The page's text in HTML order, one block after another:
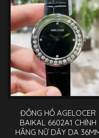
ĐỒNG HỒ AGELOCER
BAIKAL 6602A1 CHÍNH
HÃNG NỮ DÂY DA